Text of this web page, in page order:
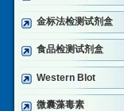
金标法检测试剂盒
食品检测试剂盒
Western Blot
微囊藻毒素